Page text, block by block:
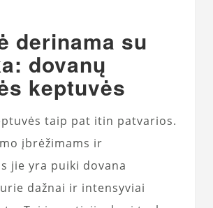
derinama su
dovanų
keptuvės
taip pat itin patvarios.
įbrėžimams ir
jie yra puiki dovana
dažnai ir intensyviai